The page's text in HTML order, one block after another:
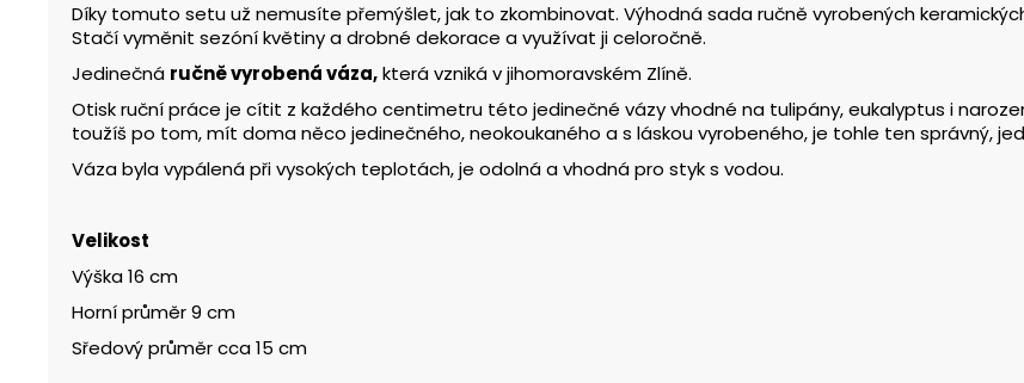
Díky tomuto setu už nemusíte přemýšlet, jak to zkombinovat. Výhodná sada ručně vyrobených
Stačí vyměnit sezóní květiny a drobné dekorace a využívat ji celoročně.
Jedinečná ručně vyrobená váza,která vzniká v jihomoravském Zlíně.
Otisk ruční práce je cítit z každého centimetru této jedinečné vázy vhodné na tulipány, eukalyptus i
toužíš po tom, mít doma něco jedinečného, neokoukaného a s láskou vyrobeného, je tohle ten správný,
Váza byla vypálená při vysokých teplotách, je odolná a vhodná pro styk s vodou.
Velikost
Výška 16 cm
Horní průměr 9 cm
Sředový průměr cca 15 cm